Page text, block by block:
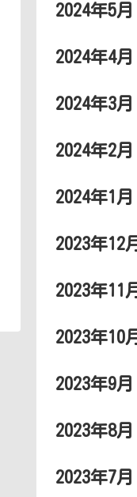
2024年5月
2024年4月
2024年3月
2024年2月
2024年1月
2023年12月
2023年11月
2023年10月
2023年9月
2023年8月
2023年7月